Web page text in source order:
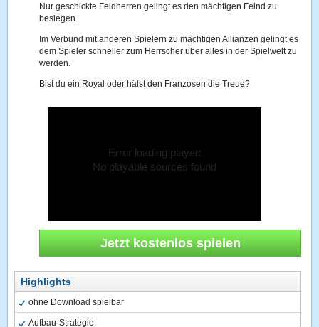
Nur geschickte Feldherren gelingt es den mächtigen Feind zu
besiegen.
Im Verbund mit anderen Spielern zu mächtigen Allianzen gelingt es
dem Spieler schneller zum Herrscher über alles in der Spielwelt zu
werden.
Bist du ein Royal oder hälst den Franzosen die Treue?
Error loading player:
No playable sources found
Jetzt kostenlos spielen
Highlights
ohne Download spielbar
Aufbau-Strategie